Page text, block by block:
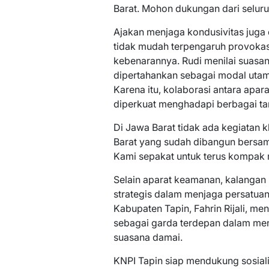
Barat. Mohon dukungan dari
Ajakan menjaga kondusivitas
tidak mudah terpengaruh
kebenarannya. Rudi menilai
dipertahankan sebagai modal
Karena itu, kolaborasi antara
diperkuat menghadapi berbagai
Di Jawa Barat tidak ada kegiatan
Barat yang sudah dibangun
Kami sepakat untuk terus kompak
Selain aparat keamanan,
strategis dalam menjaga
Kabupaten Tapin, Fahrin Rijali,
sebagai garda terdepan dalam
suasana damai.
KNPI Tapin siap mendukung